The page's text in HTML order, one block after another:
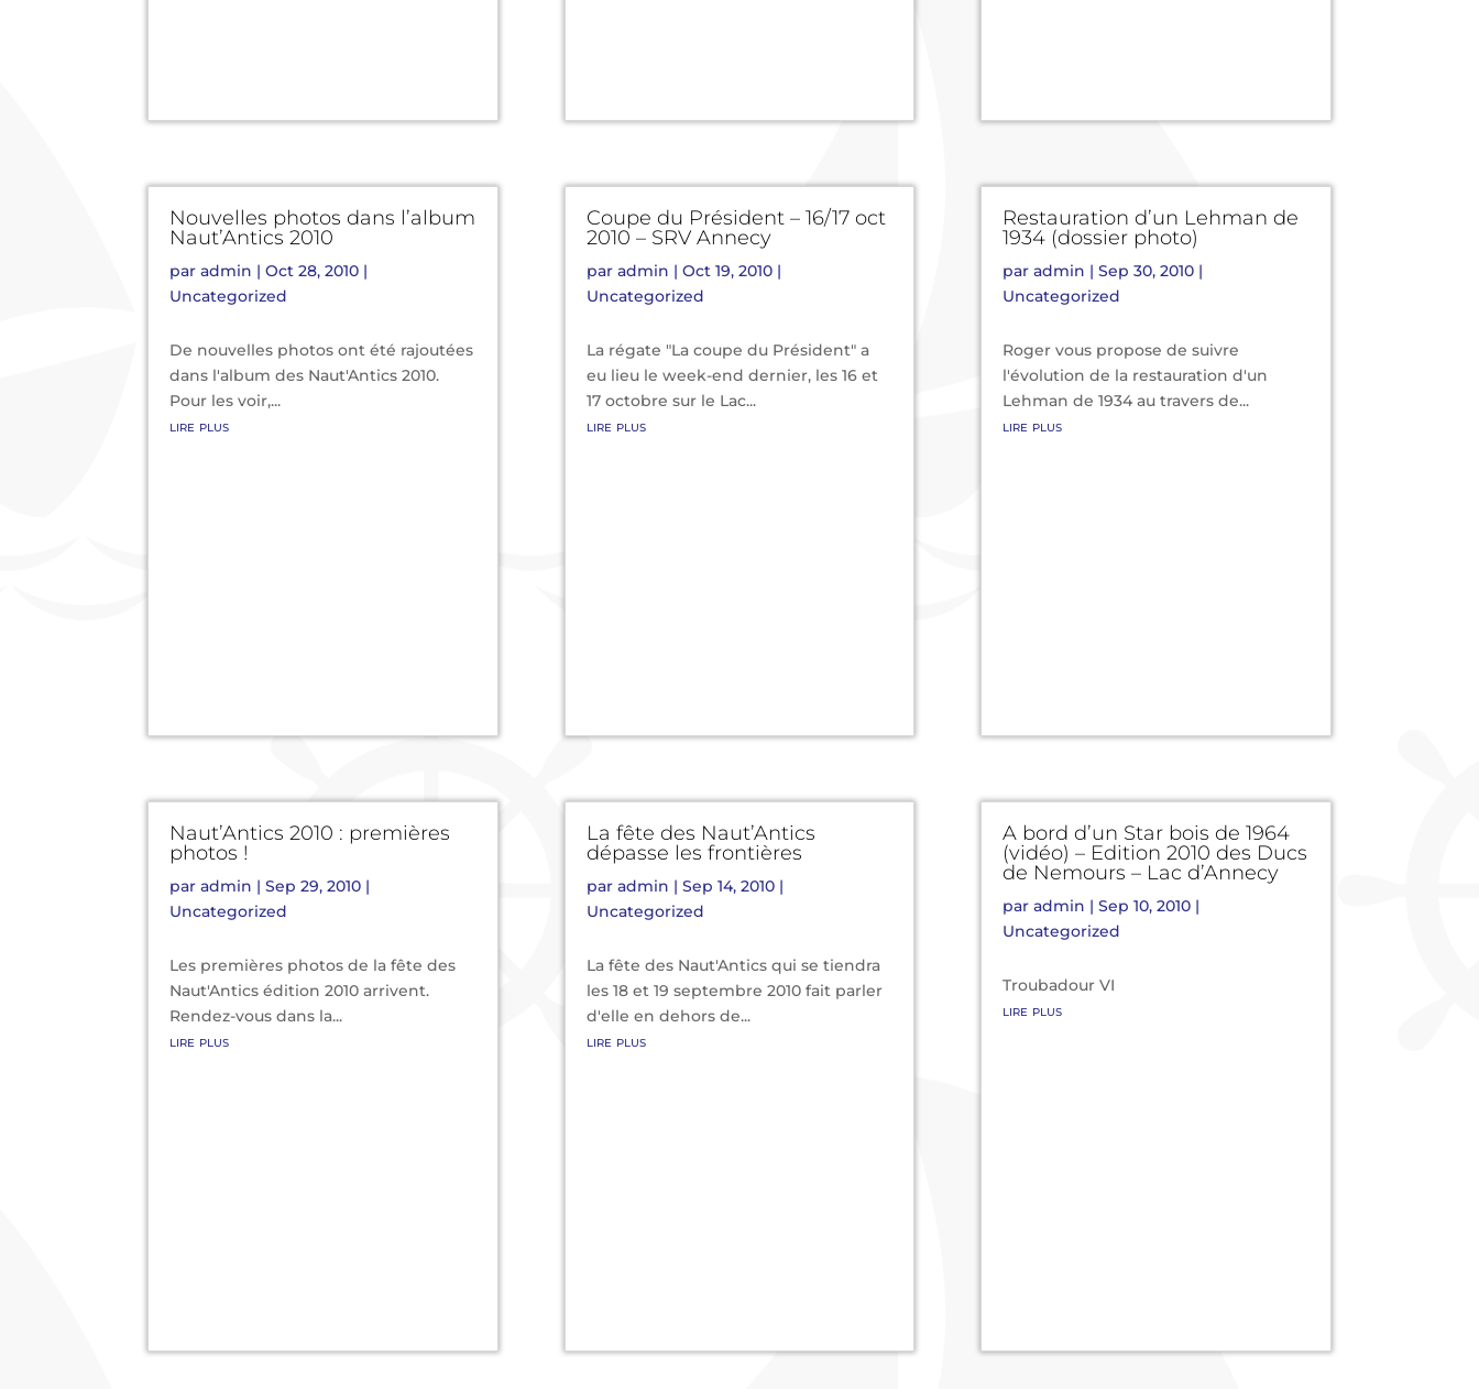
Nouvelles photos dans l’album
Naut’Antics 2010
paradmin |Oct 28, 2010 |
Uncategorized
De nouvelles photos ont été rajoutées
dans l'album des Naut'Antics 2010.
Pour les voir,...
lire plus
Naut’Antics 2010 : premières
photos !
paradmin |Sep 29, 2010 |
Uncategorized
Les premières photos de la fête des
Naut'Antics édition 2010 arrivent.
Rendez-vous dans la...
lire plus
Coupe du Président – 16/17 oct
2010 – SRV Annecy
par admin | Oct 19, 2010|
Uncategorized
La régate "La coupe du Président" a
eu lieu le week-end dernier, les 16 et
17 octobre sur le Lac...
lire plus
La fête des Naut’Antics
dépasse les frontières
par admin | Sep 14, 2010|
Uncategorized
La fête des Naut'Antics qui se tiendra
les 18 et 19 septembre 2010 fait parler
d'elle en dehors de...
lire plus
Restauration d’un Lehman de
1934 (dossier photo)
par admin | Sep 30, 2010|
Uncategorized
Roger vous propose de suivre
l'évolution de la restauration d'un
Lehman de 1934 au travers de...
lire plus
A bord d’un Star bois de 1964
(vidéo) – Edition 2010 des Ducs
de Nemours – Lac d’Annecy
par admin | Sep 10, 2010|
Uncategorized
Troubadour VI
lire plus